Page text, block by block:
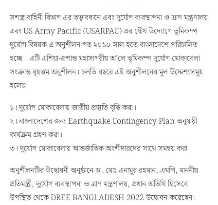
সশস্ত্র বাহিনী বিভাগ এর তত্ত্বাবধানে এবং দুর্যোগ ব্যবস্থাপনা ও ত্রাণ মন্ত্রণালয়
এবং US Army Pacific (USARPAC) এর যৌথ উদ্যোগে ভূমিকম্প
দুর্যোগ বিষয়ক এ অনুশীলন গত ২০১০ সাল হতে বাংলাদেশে পরিচালিত
হচ্ছে । এটি এশিয়া-প্রশান্ত মহাসাগরীয় অ’লে ভূমিকম্প দুর্যোগ মোকাবেলা
সংক্রান্ত বৃহত্তম অনুশীলন। চলতি বছরে এই অনুশীলনের মূল উদ্দেশ্যসমূহ
হলোঃ
১। দুর্যোগ মোকাবেলায় জাতীয় প্রস্তুতি বৃদ্ধি করা।
২। বাংলাদেশের জন্য Earthquake Contingency Plan অনুযায়ী
কার্যক্রম গ্রহণ করা।
৩। দুর্যোগ মোকাবেলায় আন্তর্জাতিক অংশীদারদের সাথে সমন্বয় করা।
অনুশীলনটির উদ্বোধনী অনুষ্ঠানে ডা. মোঃ এনামুর রহমান, এমপি, মাননীয়
প্রতিমন্ত্রী, দুর্যোগ ব্যবস্থাপনা ও ত্রাণ মন্ত্রণালয়, প্রধান অতিথি হিসেবে
উপস্থিত থেকে DREE BANGLADESH-2022 উদ্বোধন করেছেন।